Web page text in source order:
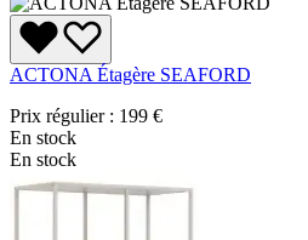
ACTONA Étagère SEAFORD
Prix régulier : 199 €
En stock
En stock